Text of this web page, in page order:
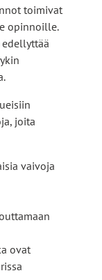
toimivat
opinnoille.
joita
vaivoja
ovat